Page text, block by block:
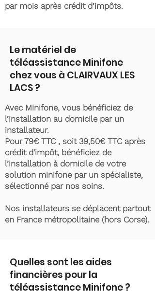
par mois après crédit d’impôts.
Le matériel de
téléassistance Minifone
chez vous à CLAIRVAUX LES
LACS ?
Avec Minifone, vous bénéficiez de
l’installation au domicile par un
installateur.
Pour 79€ TTC , soit 39,50€ TTC après
crédit d'impôt, bénéficiez de
l’installation à domicile de votre
solution minifone par un spécialiste,
sélectionné par nos soins.
Nos installateurs se déplacent partout
en France métropolitaine (hors Corse).
Quelles sont les aides
financières pour la
téléassistance Minifone ?